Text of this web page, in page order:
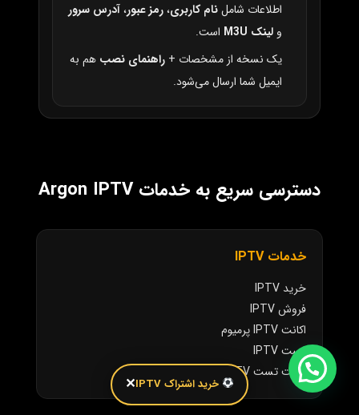
اطلاعات شاملنام کاربری،رمز عبور،آدرس سرور
و لینک M3U
است.
یک نسخه از مشخصات + راهنمای نصب هم به
ایمیل شما ارسال می‌شود.
دسترسی سریع به خدمات Argon IPTV
خدمات IPTV
خرید IPTV
فروش IPTV
اکانت IPTV پرمیوم
تست IPTV
اکانت تست IPTV
خرید اشتراک IPTV ✕